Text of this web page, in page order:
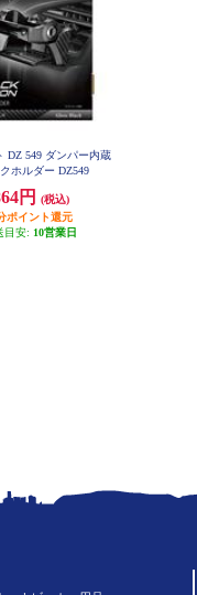
DZ 549 ダンパー内蔵
ホルダー DZ549
円
(税込)
ポイント還元
目安: 10営業日